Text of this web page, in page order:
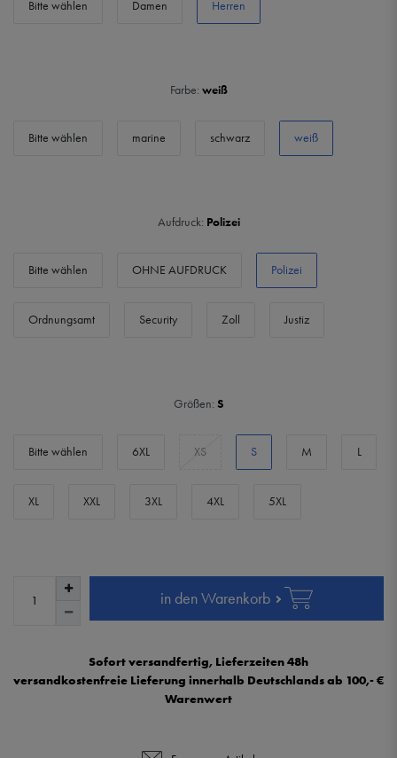
Bitte wählen Damen Herren
Farbe: weiß
Bitte wählen marine schwarz weiß
Aufdruck: Polizei
Bitte wählen OHNE AUFDRUCK Polizei
Ordnungsamt Security Zoll Justiz
Größen: S
Bitte wählen 6XL XS S M L
XL XXL 3XL 4XL 5XL
in den Warenkorb
Sofort versandfertig, Lieferzeiten 48h
versandkostenfreie Lieferung innerhalb Deutschlands ab 100,- €
Warenwert